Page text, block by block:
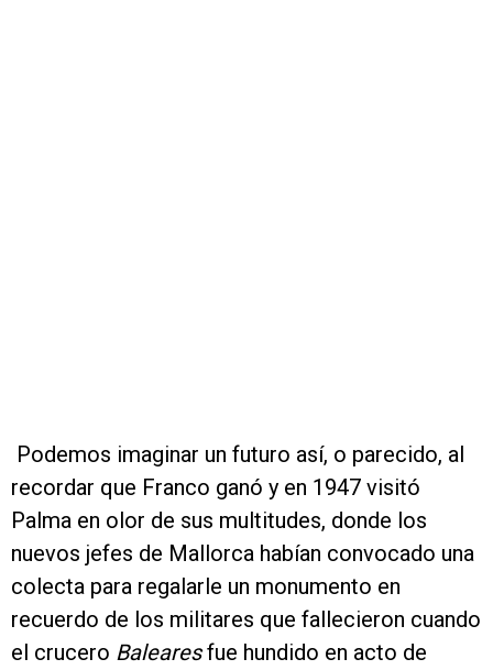
Podemos imaginar un futuro así, o parecido, al
recordar que Franco ganó y en 1947 visitó
Palma en olor de sus multitudes, donde los
nuevos jefes de Mallorca habían convocado una
colecta para regalarle un monumento en
recuerdo de los militares que fallecieron cuando
el crucero Balearesfue hundido en acto de